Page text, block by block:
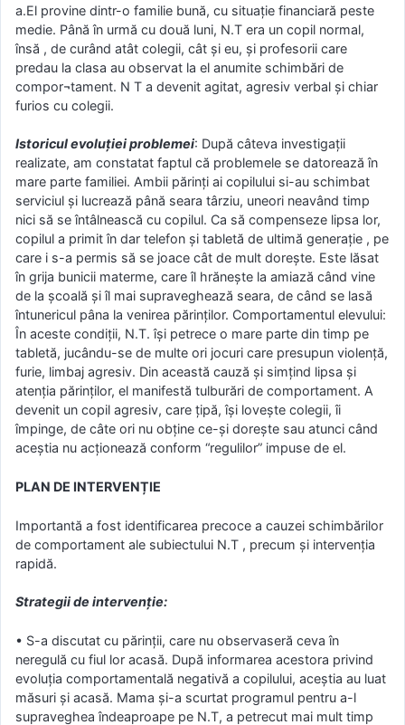
a.El provine dintr-o familie bună, cu situaţie financiară peste
medie. Până în urmă cu două luni, N.T era un copil normal,
însă , de curând atât colegii, cât și eu, şi profesorii care
predau la clasa au observat la el anumite schimbări de
compor¬tament. N T a devenit agitat, agresiv verbal şi chiar
furios cu colegii.
Istoricul evoluției problemei: După câteva investigații
realizate, am constatat faptul că problemele se datorează în
mare parte familiei. Ambii părinți ai copilului si-au schimbat
serviciul şi lucrează până seara târziu, uneori neavând timp
nici să se întâlnească cu copilul. Ca să compenseze lipsa lor,
copilul a primit în dar telefon şi tabletă de ultimă generaţie , pe
care i s-a permis să se joace cât de mult doreşte. Este lăsat
în grija bunicii materme, care îl hrăneşte la amiază când vine
de la şcoală şi îl mai supraveghează seara, de când se lasă
întunericul pâna la venirea părinţilor. Comportamentul elevului:
În aceste condiții, N.T. îşi petrece o mare parte din timp pe
tabletă, jucându-se de multe ori jocuri care presupun violenţă,
furie, limbaj agresiv. Din această cauză şi simţind lipsa şi
atenţia părinţilor, el manifestă tulburări de comportament. A
devenit un copil agresiv, care ţipă, își lovește colegii, îi
împinge, de câte ori nu obţine ce-şi doreşte sau atunci când
aceştia nu acţionează conform “regulilor” impuse de el.
PLAN DE INTERVENȚIE
Importantă a fost identificarea precoce a cauzei schimbărilor
de comportament ale subiectului N.T , precum şi intervenţia
rapidă.
Strategii de intervenție:
• S-a discutat cu părinţii, care nu observaseră ceva în
neregulă cu fiul lor acasă. După informarea acestora privind
evoluţia comportamentală negativă a copilului, aceştia au luat
măsuri şi acasă. Mama şi-a scurtat programul pentru a-l
supraveghea îndeaproape pe N.T, a petrecut mai mult timp